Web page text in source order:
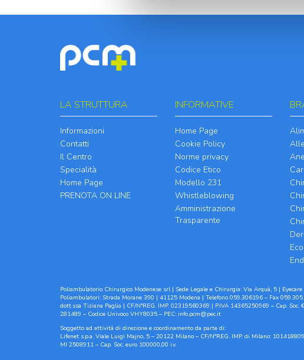
LA STRUTTURA
Informazioni
Contatti
Il Centro
Specialità
Home Page
PRENOTA ON LINE
INFORMATIVE
Home Page
Cookie Policy
Norme privacy
Codice Etico
Modello 231
Whistleblowing
Amministrazione
Trasparente
Poliambulatorio Chirurgico Modenese srl | Sede Legale e Chirurgia: Via Arquà, 5 |
Poliambulatori: Strada Morane 390 | 41125 Modena | Telefono 059.306196 – Fax
dott.ssa Tiziana Paglia | CF/N°REG. IMP. 02319560369 | P.IVA 14365250969 – Cap. Soc.
281489 – Codice Univoco VHY8035 – PEC: info.pcm@pec.it
Soggetto ad attività di direzione e coordinamento da parte di:
Lifenet s.p.a. Viale Luigi Majno, 5 – 20122 Milano – CF/N°REG. IMP. di Milano:
MI 2508911 – Cap. Soc. euro 100000,00 i.v.